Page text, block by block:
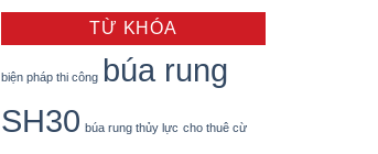
TỪ KHÓA
biện pháp thi công búa rung
SH30 búa rung thủy lực cho thuê cừ